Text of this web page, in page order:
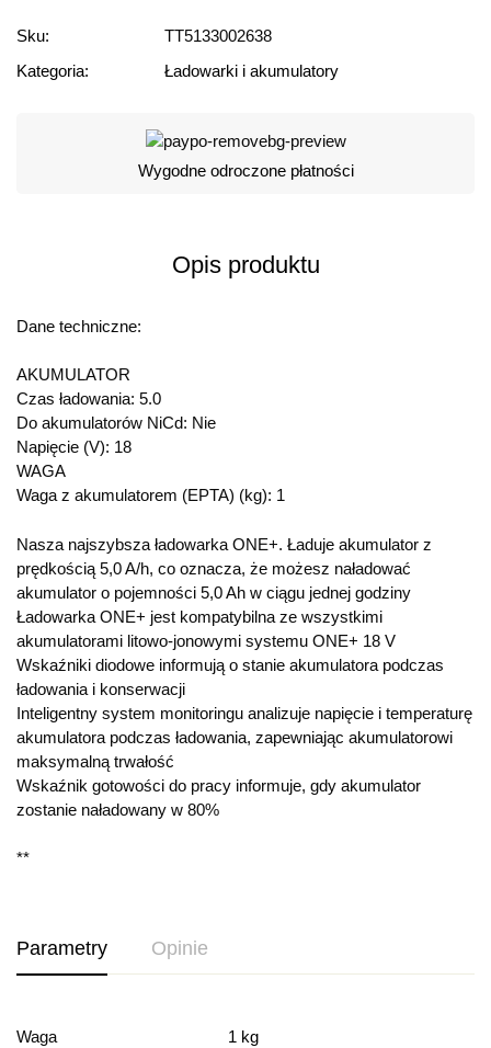
Sku:
TT5133002638
Kategoria:
Ładowarki i akumulatory
Wygodne odroczone płatności
Opis produktu
Dane techniczne:
AKUMULATOR
Czas ładowania: 5.0
Do akumulatorów NiCd: Nie
Napięcie (V): 18
WAGA
Waga z akumulatorem (EPTA) (kg): 1
Nasza najszybsza ładowarka ONE+. Ładuje akumulator z
prędkością 5,0 A/h, co oznacza, że możesz naładować
akumulator o pojemności 5,0 Ah w ciągu jednej godziny
Ładowarka ONE+ jest kompatybilna ze wszystkimi
akumulatorami litowo-jonowymi systemu ONE+ 18 V
Wskaźniki diodowe informują o stanie akumulatora podczas
ładowania i konserwacji
Inteligentny system monitoringu analizuje napięcie i temperaturę
akumulatora podczas ładowania, zapewniając akumulatorowi
maksymalną trwałość
Wskaźnik gotowości do pracy informuje, gdy akumulator
zostanie naładowany w 80%
**
Parametry Opinie
Waga
1 kg
Ocena i recenzja